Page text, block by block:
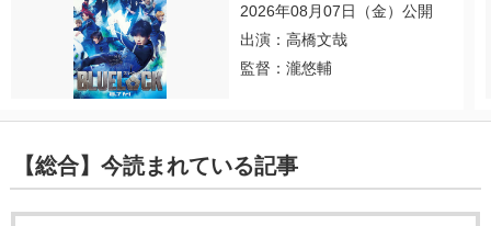
2026年08月07日（金）公開
出演：高橋文哉
監督：瀧悠輔
【総合】今読まれている記事